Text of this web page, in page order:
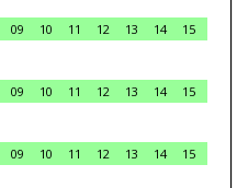
09 10 11 12 13 14
15
09 10 11 12 13 14
15
09 10 11 12 13 14
15